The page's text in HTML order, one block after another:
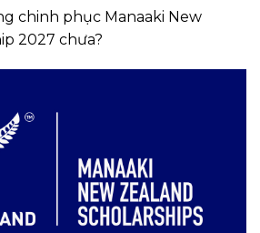
chinh phục Manaaki New
2027 chưa?